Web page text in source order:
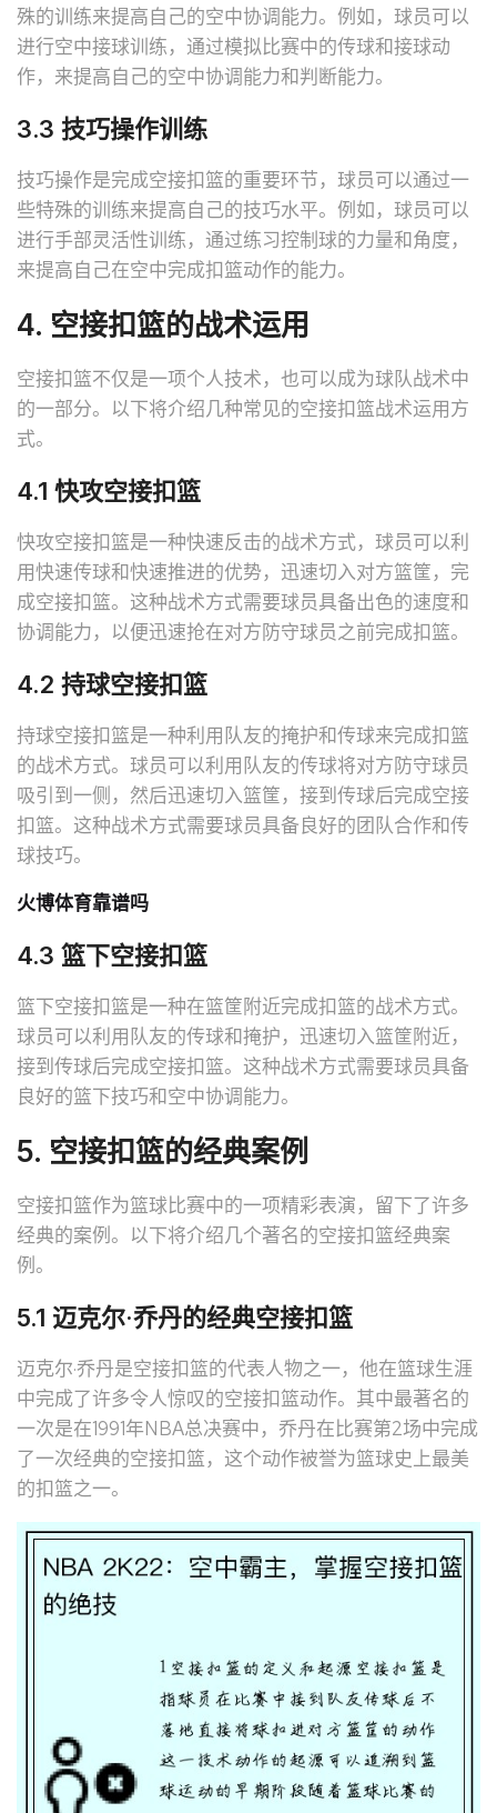
殊的训练来提高自己的空中协调能力。例如，球员可以
进行空中接球训练，通过模拟比赛中的传球和接球动
作，来提高自己的空中协调能力和判断能力。
3.3 技巧操作训练
技巧操作是完成空接扣篮的重要环节，球员可以通过一
些特殊的训练来提高自己的技巧水平。例如，球员可以
进行手部灵活性训练，通过练习控制球的力量和角度，
来提高自己在空中完成扣篮动作的能力。
4. 空接扣篮的战术运用
空接扣篮不仅是一项个人技术，也可以成为球队战术中
的一部分。以下将介绍几种常见的空接扣篮战术运用方
式。
4.1 快攻空接扣篮
快攻空接扣篮是一种快速反击的战术方式，球员可以利
用快速传球和快速推进的优势，迅速切入对方篮筐，完
成空接扣篮。这种战术方式需要球员具备出色的速度和
协调能力，以便迅速抢在对方防守球员之前完成扣篮。
4.2 持球空接扣篮
持球空接扣篮是一种利用队友的掩护和传球来完成扣篮
的战术方式。球员可以利用队友的传球将对方防守球员
吸引到一侧，然后迅速切入篮筐，接到传球后完成空接
扣篮。这种战术方式需要球员具备良好的团队合作和传
球技巧。
火博体育靠谱吗
4.3 篮下空接扣篮
篮下空接扣篮是一种在篮筐附近完成扣篮的战术方式。
球员可以利用队友的传球和掩护，迅速切入篮筐附近，
接到传球后完成空接扣篮。这种战术方式需要球员具备
良好的篮下技巧和空中协调能力。
5. 空接扣篮的经典案例
空接扣篮作为篮球比赛中的一项精彩表演，留下了许多
经典的案例。以下将介绍几个著名的空接扣篮经典案
例。
5.1 迈克尔·乔丹的经典空接扣篮
迈克尔·乔丹是空接扣篮的代表人物之一，他在篮球生涯
中完成了许多令人惊叹的空接扣篮动作。其中最著名的
一次是在1991年NBA总决赛中，乔丹在比赛第2场中完成
了一次经典的空接扣篮，这个动作被誉为篮球史上最美
的扣篮之一。